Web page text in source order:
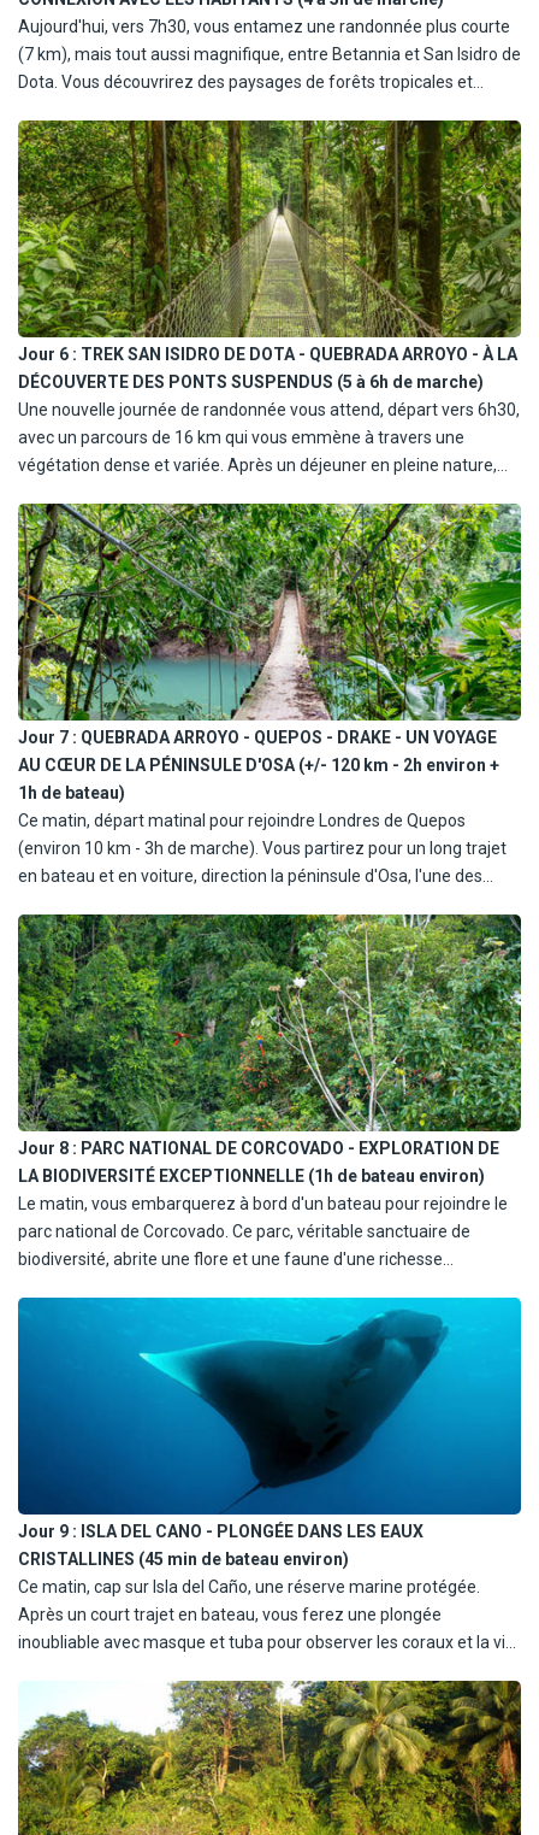
Ce jour-là, vos bagages seront laissés à la communauté et vous
les retrouverez en fin de randonnée, une fois à Londres de
Quepos.
Aujourd'hui, vers 7h30, vous entamez une randonnée plus courte
(7 km), mais tout aussi magnifique, entre Betannia et San Isidro de
Dota. Vous découvrirez des paysages de forêts tropicales et
lodge Rancho Tinamu, un lieu empreint de convivialité. La famille
Parra, qui vous accueillera, vous offrira un aperçu authentique de
la vie locale. M. Santiago, le maître des lieux, pourrait même vous
offrir une soirée musicale autour de sa guitare. Un moment de
partage que vous n'êtes pas près d'oublier.
Altitude de 1008 à 600 et 830 mètres au-dessus du niveau de la
mer.
Jour 6 : TREK SAN ISIDRO DE DOTA - QUEBRADA ARROYO - À LA
DÉCOUVERTE DES PONTS SUSPENDUS (5 à 6h de marche)
Une nouvelle journée de randonnée vous attend, départ vers 6h30,
avec un parcours de 16 km qui vous emmène à travers une
végétation dense et variée. Après un déjeuner en pleine nature,
L'après-midi sera consacré à la découverte des ponts suspendus
et des chutes d'eau environnantes, un véritable paradis pour les
amoureux de nature. Vous pourrez vous baigner dans des piscines
naturelles avant de savourer un dîner bien mérité.
Altitude de 830 à 250 mètres au-dessus du niveau de la mer.
Jour 7 : QUEBRADA ARROYO - QUEPOS - DRAKE - UN VOYAGE
AU CŒUR DE LA PÉNINSULE D'OSA (+/- 120 km - 2h environ +
1h de bateau)
Ce matin, départ matinal pour rejoindre Londres de Quepos
(environ 10 km - 3h de marche). Vous partirez pour un long trajet
en bateau et en voiture, direction la péninsule d'Osa, l'une des
rejoindrez Drake, un petit village où la nature est reine, entre forêt
tropicale et océan Pacifique. Après une arrivée et un déjeuner au
lodge, vous profiterez d'un après-midi libre pour explorer les
alentours ou simplement vous détendre en écoutant le chant des
oiseaux.
Jour 8 : PARC NATIONAL DE CORCOVADO - EXPLORATION DE
LA BIODIVERSITÉ EXCEPTIONNELLE (1h de bateau environ)
Le matin, vous embarquerez à bord d'un bateau pour rejoindre le
parc national de Corcovado. Ce parc, véritable sanctuaire de
biodiversité, abrite une flore et une faune d'une richesse
découverte de ses écosystèmes uniques, entre forêts primaires,
plages sauvages et rivières. Vous pourrez peut-être apercevoir
des jaguars, des tapirs, des singes et des oiseaux exotiques. Un
véritable spectacle de la nature, avant de retourner au lodge pour
Jour 9 : ISLA DEL CANO - PLONGÉE DANS LES EAUX
CRISTALLINES (45 min de bateau environ)
Ce matin, cap sur Isla del Caño, une réserve marine protégée.
Après un court trajet en bateau, vous ferez une plongée
inoubliable avec masque et tuba pour observer les coraux et la vie
pourraient bien croiser votre route. Un déjeuner pique-nique au
bord de l'eau et un après-midi libre vous permettront de profiter
pleinement de cet environnement paradisiaque.